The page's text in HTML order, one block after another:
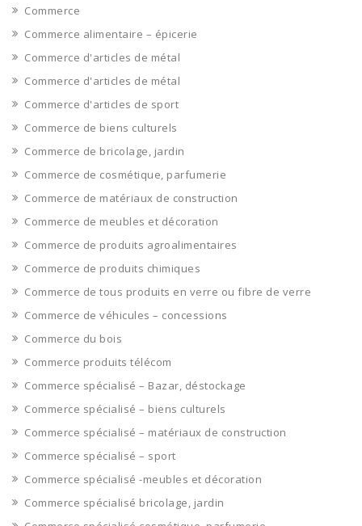
Commerce
Commerce alimentaire – épicerie
Commerce d'articles de métal
Commerce d'articles de métal
Commerce d'articles de sport
Commerce de biens culturels
Commerce de bricolage, jardin
Commerce de cosmétique, parfumerie
Commerce de matériaux de construction
Commerce de meubles et décoration
Commerce de produits agroalimentaires
Commerce de produits chimiques
Commerce de tous produits en verre ou fibre de verre
Commerce de véhicules – concessions
Commerce du bois
Commerce produits télécom
Commerce spécialisé – Bazar, déstockage
Commerce spécialisé – biens culturels
Commerce spécialisé – matériaux de construction
Commerce spécialisé – sport
Commerce spécialisé -meubles et décoration
Commerce spécialisé bricolage, jardin